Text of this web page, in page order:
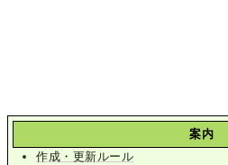
案内
作成・更新ルール